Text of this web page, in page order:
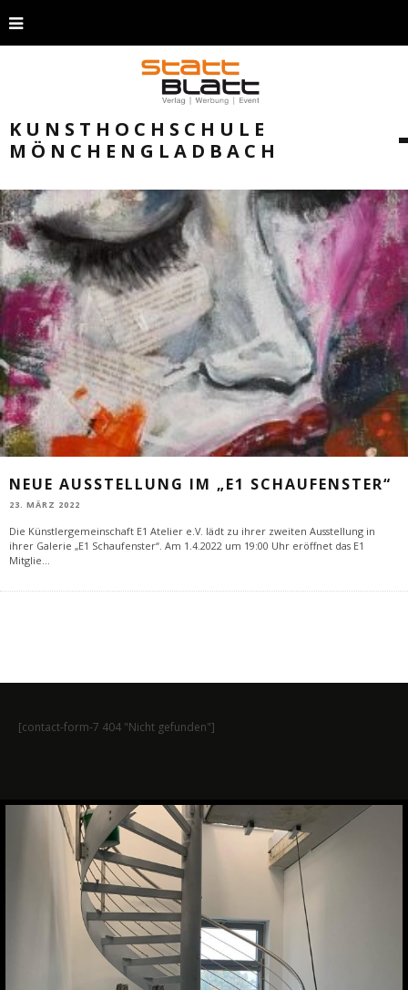
KUNSTHOCHSCHULE
MÖNCHENGLADBACH
NEUE AUSSTELLUNG IM „E1 SCHAUFENSTER“
23. MÄRZ 2022
Die Künstlergemeinschaft E1 Atelier e.V. lädt zu ihrer zweiten Ausstellung in
ihrer Galerie „E1 Schaufenster“. Am 1.4.2022 um 19:00 Uhr eröffnet das E1
Mitglie...
[contact-form-7 404 "Nicht gefunden"]